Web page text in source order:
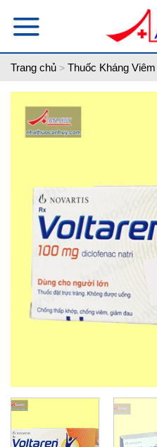
Trang chủ > Thuốc Kháng Viêm